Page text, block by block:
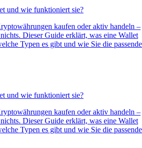
und wie funktioniert sie?
kaufen oder aktiv handeln –
Dieser Guide erklärt, was eine Wallet
Typen es gibt und wie Sie die passende
und wie funktioniert sie?
kaufen oder aktiv handeln –
Dieser Guide erklärt, was eine Wallet
Typen es gibt und wie Sie die passende